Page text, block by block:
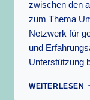
zwischen den
zum Thema
Netzwerk für
und
Unterstützung
WEITERLESEN